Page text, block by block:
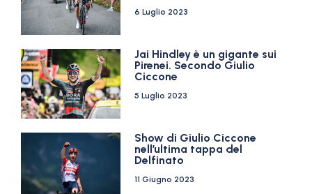
6 Luglio 2023
Jai Hindley è un gigante sui
Pirenei. Secondo Giulio
Ciccone
5 Luglio 2023
Show di Giulio Ciccone
nell’ultima tappa del
Delfinato
11 Giugno 2023